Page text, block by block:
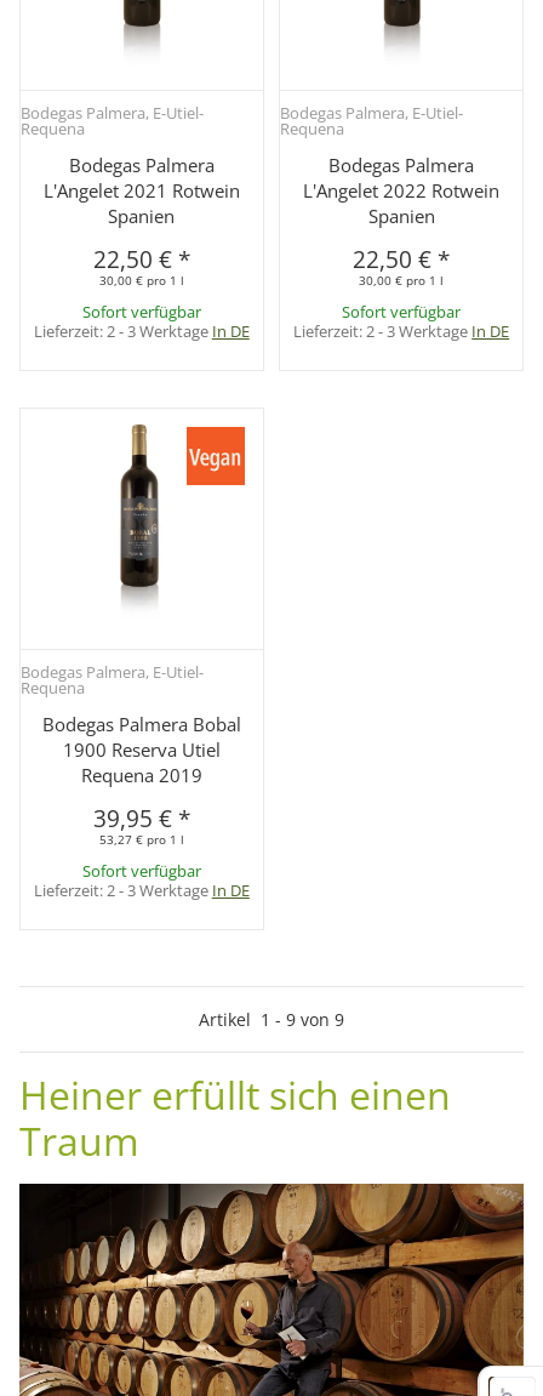
Bodegas Palmera, E-Utiel-
Requena
Bodegas Palmera
L'Angelet 2021 Rotwein
Spanien
22,50 € *
30,00 € pro 1 l
Sofort verfügbar
Lieferzeit: 2 - 3 Werktage In DE
Bodegas Palmera, E-Utiel-
Requena
Bodegas Palmera
L'Angelet 2022 Rotwein
Spanien
22,50 € *
30,00 € pro 1 l
Sofort verfügbar
Lieferzeit: 2 - 3 Werktage In DE
Bodegas Palmera, E-Utiel-
Requena
Bodegas Palmera Bobal
1900 Reserva Utiel
Requena 2019
39,95 € *
53,27 € pro 1 l
Sofort verfügbar
Lieferzeit:2 - 3 Werktage In DE
Artikel 1 - 9 von 9
Heiner erfüllt sich einen
Traum